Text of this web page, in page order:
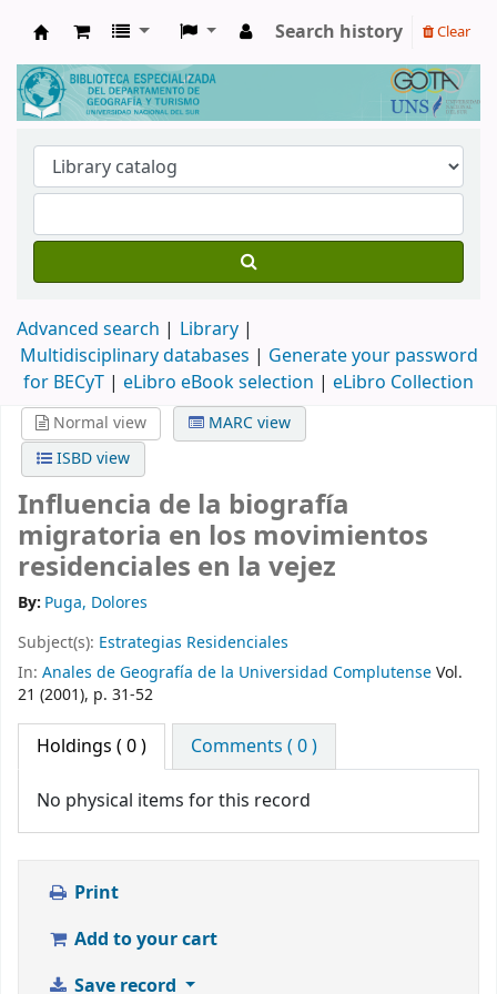
Biblioteca de Geografía y Turismo
Search history Clear
Advanced search
Library
Multidisciplinary databases | Generate your password
for BECyT | eLibro eBook selection | eLibro Collection
Normal view
MARC view
ISBD view
Influencia de la biografía
migratoria en los movimientos
residenciales en la vejez
By: Puga, Dolores
Subject(s): Estrategias Residenciales
In: Anales de Geografía de la Universidad ComplutenseVol.
21 (2001), p. 31-52
Holdings ( 0 ) Comments ( 0 )
No physical items for this record
Print
Add to your cart
Save record